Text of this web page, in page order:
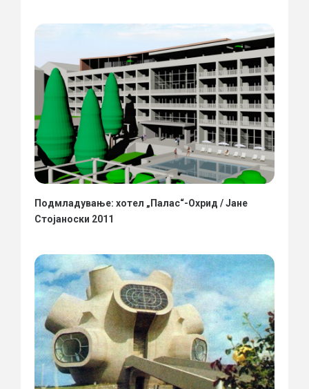
Подмладување: хотел „Палас“-Охрид / Јане
Стојаноски 2011